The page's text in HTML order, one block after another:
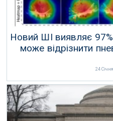
Новий ШІ виявляє
може відрізнити
24